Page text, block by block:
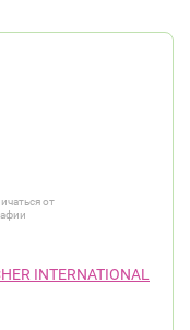
от
INTERNATIONAL